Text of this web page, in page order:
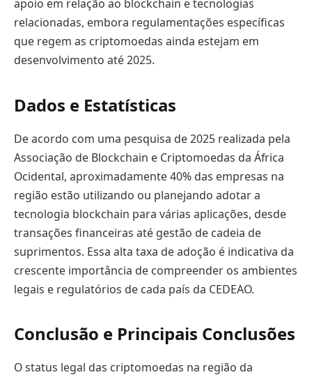
apoio em relação ao blockchain e tecnologias
relacionadas, embora regulamentações específicas
que regem as criptomoedas ainda estejam em
desenvolvimento até 2025.
Dados e Estatísticas
De acordo com uma pesquisa de 2025 realizada pela
Associação de Blockchain e Criptomoedas da África
Ocidental, aproximadamente 40% das empresas na
região estão utilizando ou planejando adotar a
tecnologia blockchain para várias aplicações, desde
transações financeiras até gestão de cadeia de
suprimentos. Essa alta taxa de adoção é indicativa da
crescente importância de compreender os ambientes
legais e regulatórios de cada país da CEDEAO.
Conclusão e Principais Conclusões
O status legal das criptomoedas na região da